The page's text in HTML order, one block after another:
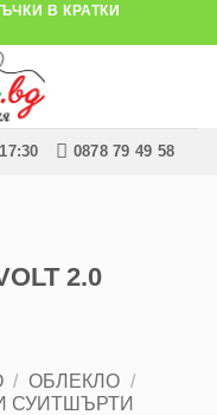
В КРАТКИ
0878 79 49 58
2.0
/ ОБЛЕКЛО /
СУИТШЪРТИ